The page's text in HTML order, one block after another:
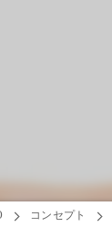
コンセプト